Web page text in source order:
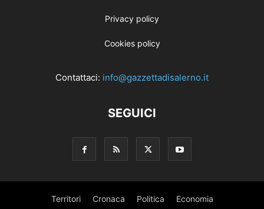
Privacy policy
Cookies policy
Contattaci: info@gazzettadisalerno.it
SEGUICI
Territori Cronaca Politica Economia